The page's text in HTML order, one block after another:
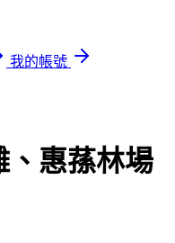
我的帳號
、惠蓀林場